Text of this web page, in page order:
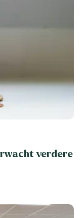
verdere